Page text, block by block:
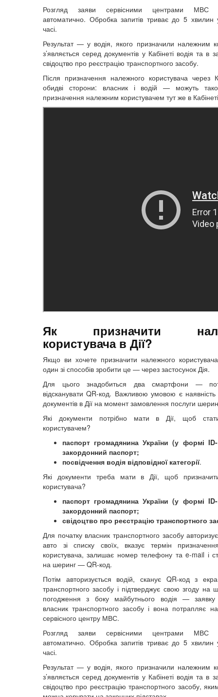
Розгляд заяви сервісними центрами МВС
автоматично. Обробка запитів триває до 5
часі.
Результат — у водія, якого призначили належним
з’являється серед документів у Кабінеті водія та в
свідоцтво про реєстрацію транспортного засобу.
Після призначення належного користувача через
обидві сторони: власник і водій — можуть
призначення належним користувачем тут же в
Як призначити
користувача в Дії?
Якщо ви хочете призначити належного
один зі способів зробити це — через застосунок Дія.
Для цього знадобиться два смартфони —
відсканувати QR-код. Важливою умовою є
документів в Дії на момент замовлення послуги
Які документи потрібно мати в Дії, щоб
користувачем?
паспорт громадянина України (у формі
закордонний паспорт;
посвідчення водія відповідної категорії.
Які документи треба мати в Дії, щоб
користувача?
паспорт громадянина України (у формі
закордонний паспорт;
свідоцтво про реєстрацію транспортного
Для початку власник транспортного засобу
авто зі списку своїх, вказує термін
користувача, залишає номер телефону та e-mail і
на шеринг — QR-код.
Потім авторизується водій, сканує QR-код з
транспортного засобу і підтверджує свою згоду на
погодження з боку майбутнього водія — заявку
власник транспортного засобу і вона потрапляє
сервісного центру МВС.
Розгляд заяви сервісними центрами МВС
автоматично. Обробка запитів триває до 5
часі.
Результат — у водія, якого призначили належним
з’являється серед документів у Кабінеті водія та в
свідоцтво про реєстрацію транспортного засобу,